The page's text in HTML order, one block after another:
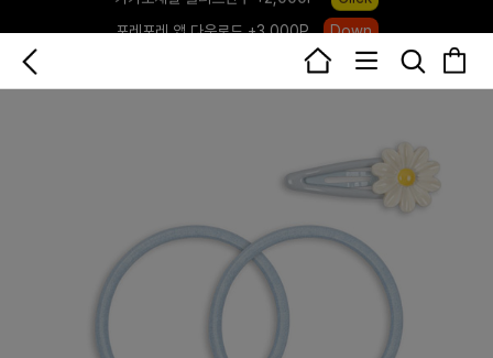
Down
하우스오브캐러셀, 국내단독 프리오더(~8/10) Click